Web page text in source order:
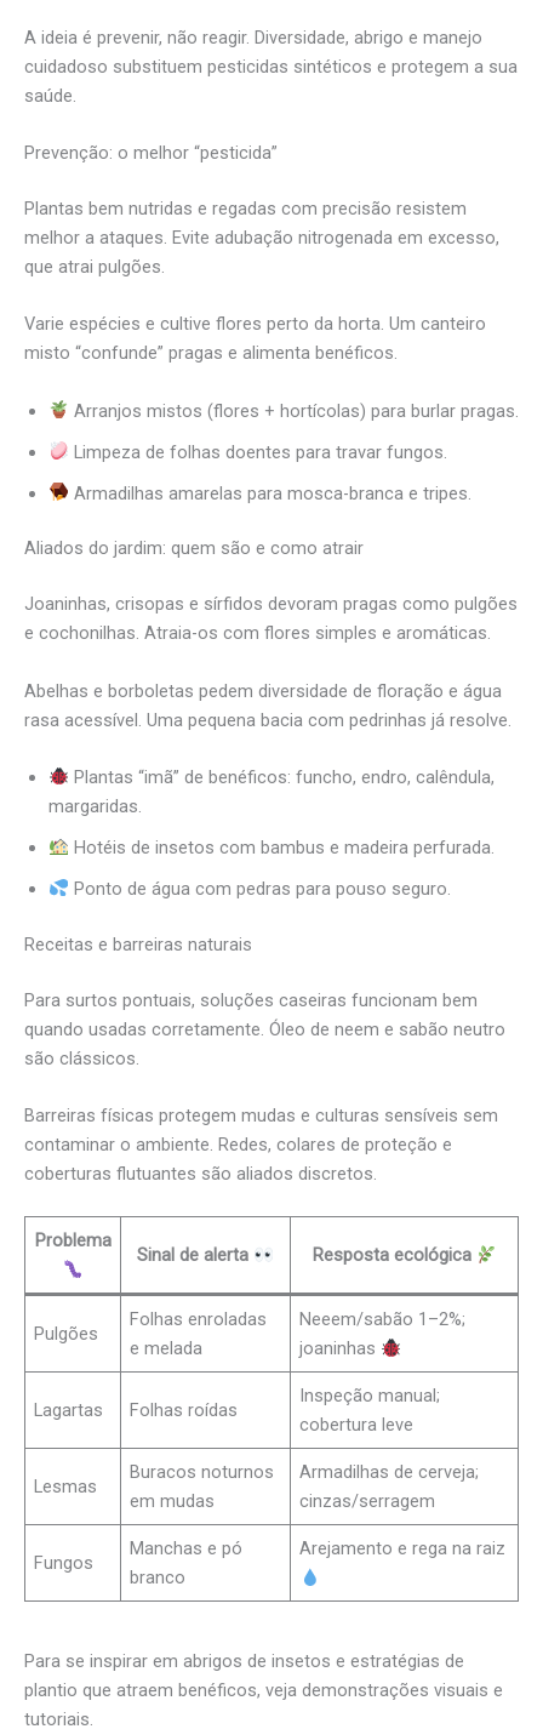
A ideia é prevenir, não reagir. Diversidade, abrigo e manejo
cuidadoso substituem pesticidas sintéticos e protegem a sua
saúde.
Prevenção: o melhor “pesticida”
Plantas bem nutridas e regadas com precisão resistem
melhor a ataques. Evite adubação nitrogenada em excesso,
que atrai pulgões.
Varie espécies e cultive flores perto da horta. Um canteiro
misto “confunde” pragas e alimenta benéficos.
Arranjos mistos (flores + hortícolas) para burlar pragas.
Limpeza de folhas doentes para travar fungos.
Armadilhas amarelas para mosca-branca e tripes.
Aliados do jardim: quem são e como atrair
Joaninhas, crisopas e sírfidos devoram pragas como pulgões
e cochonilhas. Atraia-os com flores simples e aromáticas.
Abelhas e borboletas pedem diversidade de floração e água
rasa acessível. Uma pequena bacia com pedrinhas já resolve.
Plantas “imã” de benéficos: funcho, endro, calêndula,
margaridas.
Hotéis de insetos com bambus e madeira perfurada.
Ponto de água com pedras para pouso seguro.
Receitas e barreiras naturais
Para surtos pontuais, soluções caseiras funcionam bem
quando usadas corretamente. Óleo de neem e sabão neutro
são clássicos.
Barreiras físicas protegem mudas e culturas sensíveis sem
contaminar o ambiente. Redes, colares de proteção e
coberturas flutuantes são aliados discretos.
Problema
Sinal de alerta Resposta ecológica
Pulgões
Folhas enroladas
e melada
Neeem/sabão 1–2%;
joaninhas
Lagartas Folhas roídas
Inspeção manual;
cobertura leve
Lesmas
Buracos noturnos
em mudas
Armadilhas de cerveja;
cinzas/serragem
Fungos
Manchas e pó
branco
Arejamento e rega na raiz
Para se inspirar em abrigos de insetos e estratégias de
plantio que atraem benéficos, veja demonstrações visuais e
tutoriais.